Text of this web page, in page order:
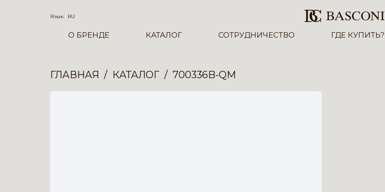
Язык: RU
О БРЕНДЕ КАТАЛОГ СОТРУДНИЧЕСТВО ГДЕ КУПИТЬ?
ГЛАВНАЯ КАТАЛОГ 700336B-QM